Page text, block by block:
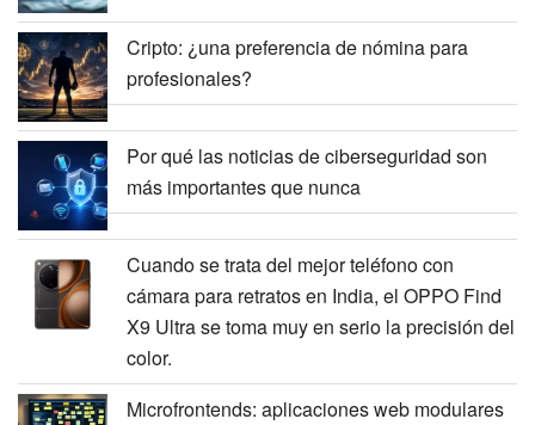
Cripto: ¿una preferencia de nómina para
profesionales?
Por qué las noticias de ciberseguridad son
más importantes que nunca
Cuando se trata del mejor teléfono con
cámara para retratos en India, el OPPO Find
X9 Ultra se toma muy en serio la precisión del
color.
Microfrontends: aplicaciones web modulares